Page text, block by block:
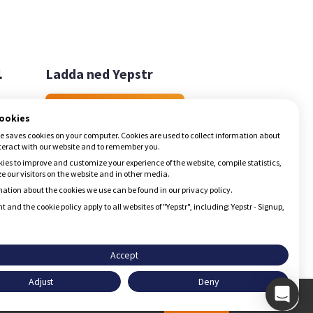
Ladda ned Yepstr
saves cookies on your computer. Cookies are used to collect information about
with our website and to remember you.
to improve and customize your experience of the website, compile statistics,
our visitors on the website and in other media.
about the cookies we use can be found in our privacy policy.
and the cookie policy apply to all websites of "Yepstr", including: Yepstr - Signup,
Accept
Adjust Deny